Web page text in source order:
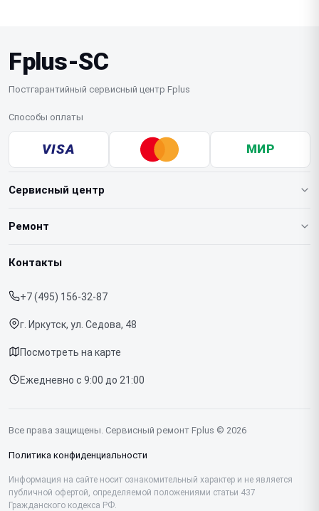
Fplus-SC
Постгарантийный сервисный центр Fplus
Способы оплаты
VISA МИР
Сервисный центр
О нашем сервисе
Срочный ремонт
Доставка и способы оплаты
Диагностика
Контакты
Ремонт
Ноутбуков
Контакты
+7 (495) 156-32-87
г. Иркутск, ул. Седова, 48
Посмотреть на карте
Ежедневно с 9:00 до 21:00
Все права защищены. Сервисный ремонт Fplus © 2026
Политика конфиденциальности
Информация на сайте носит ознакомительный характер и не является
публичной офертой, определяемой положениями статьи 437
Гражданского кодекса РФ.